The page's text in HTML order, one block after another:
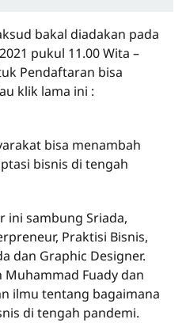
bakal diadakan pada
pukul 11.00 Wita –
Pendaftaran bisa
klik lama ini :
bisa menambah
bisnis di tengah
ini sambung Sriada,
Praktisi Bisnis,
dan Graphic Designer.
Muhammad Fuady dan
ilmu tentang bagaimana
di tengah pandemi.